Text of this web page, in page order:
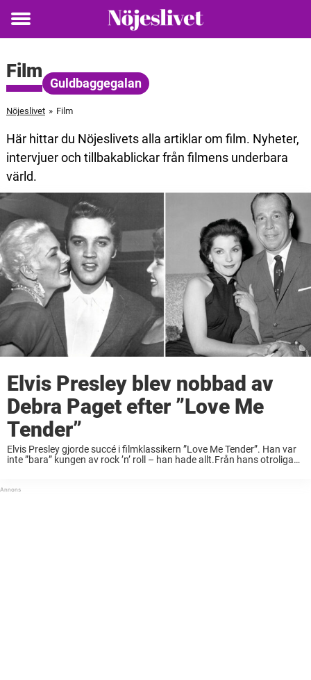
Toggle
Film
Guldbaggegalan
Nöjeslivet » Film
Här hittar du Nöjeslivets alla artiklar om film. Nyheter,
intervjuer och tillbakablickar från filmens underbara
värld.
Elvis Presley blev nobbad av
Debra Paget efter ”Love Me
Tender”
Elvis Presley gjorde succé i filmklassikern ”Love Me Tender”. Han var
inte ”bara” kungen av rock ’n’ roll – han hade allt.Från hans otroliga